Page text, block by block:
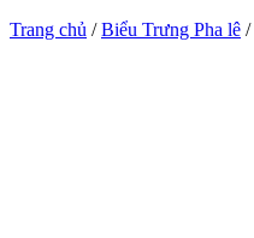
Trang chủ /Biểu Trưng Pha lê /